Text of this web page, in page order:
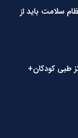
سلامت باید از
طبی کودکان+